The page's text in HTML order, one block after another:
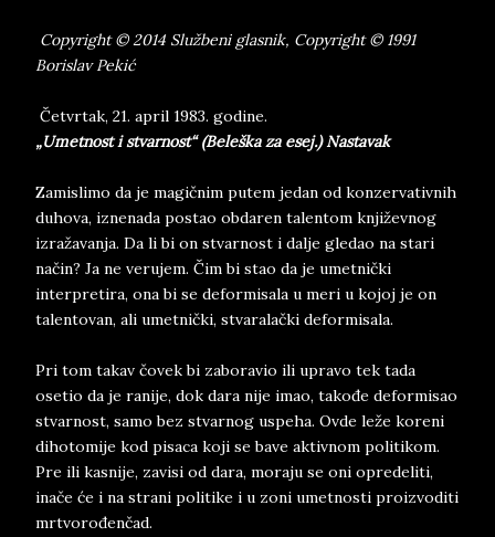
Copyright © 2014 Službeni glasnik, Copyright © 1991
Borislav Pekić
Četvrtak, 21. april 1983. godine.
„Umetnost i stvarnost“ (Beleška za esej.)Nastavak
Zamislimo da je magičnim putem jedan od konzervativnih
duhova, iznenada postao obdaren talentom književnog
izražavanja. Da li bi on stvarnost i dalje gledao na stari
način? Ja ne verujem. Čim bi stao da je umetnički
interpretira, ona bi se deformisala u meri u kojoj je on
talentovan, ali umetnički, stvaralački deformisala.
Pri tom takav čovek bi zaboravio ili upravo tek tada
osetio da je ranije, dok dara nije imao, takođe deformisao
stvarnost, samo bez stvarnog uspeha. Ovde leže koreni
dihotomije kod pisaca koji se bave aktivnom politikom.
Pre ili kasnije, zavisi od dara, moraju se oni opredeliti,
inače će i na strani politike i u zoni umetnosti proizvoditi
mrtvorođenčad.